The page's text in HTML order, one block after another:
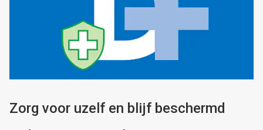
Zorg voor uzelf en blijf beschermd